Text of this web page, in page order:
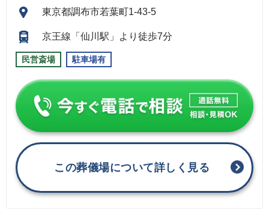
東京都調布市若葉町1-43-5
京王線「仙川駅」より徒歩7分
民営斎場 駐車場有
この葬儀場について詳しく見る